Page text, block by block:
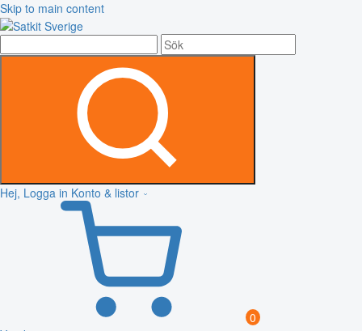
Skip to main content
Hej, Logga in Konto & listor
0